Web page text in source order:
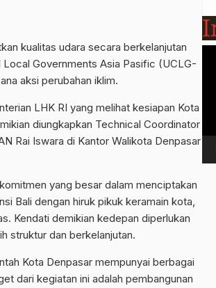
kualitas udara secara berkelanjutan
Local Governments Asia Pasific (UCLG-
aksi perubahan iklim.
LHK RI yang melihat kesiapan Kota
diungkapkan Technical Coordinator
Rai Iswara di Kantor Walikota Denpasar
yang besar dalam menciptakan
Bali dengan hiruk pikuk keramain kota,
Kendati demikian kedepan diperlukan
struktur dan berkelanjutan.
Kota Denpasar mempunyai berbagai
dari kegiatan ini adalah pembangunan